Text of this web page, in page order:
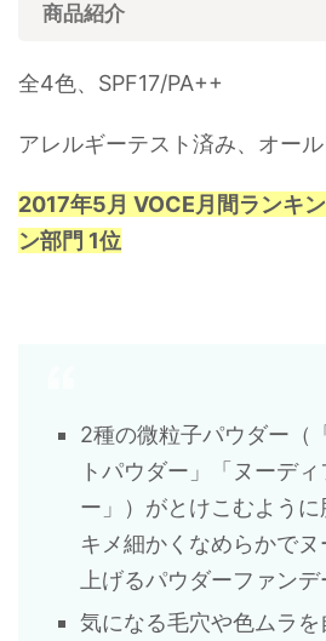
商品紹介
全4色、SPF17/PA++
アレルギーテスト済み、オー
2017年5月 VOCE月間ランキ
ン部門 1位
2種の微粒子パウダー（
トパウダー」「ヌーデ
ー」）がとけこむように
キメ細かくなめらかで
上げるパウダーファン
気になる毛穴や色ムラを